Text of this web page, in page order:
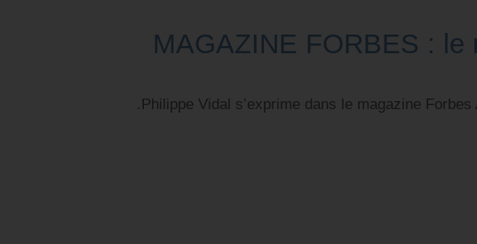
MAGAZINE FORBES : le
Philippe Vidal s’exprime dans le magazine